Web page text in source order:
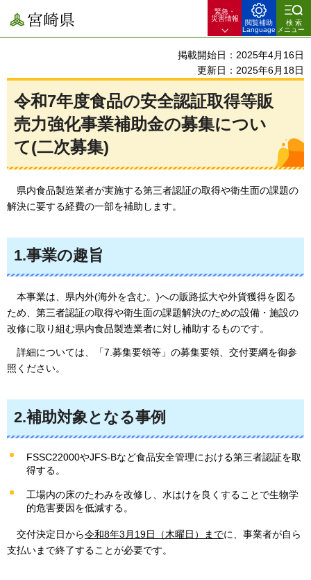
宮崎県
緊急・
災害情報
閲覧補助
Language
検索
メニュー
掲載開始日：2025年4月16日
更新日：2025年6月18日
令和7年度食品の安全認証取得等販
売力強化事業補助金の募集につい
て(二次募集)
県内食品製造業者が実施する第三者認証の取得や衛生面の課題の
解決に要する経費の一部を補助します。
1.事業の趣旨
本事業は、県内外(海外を含む。)への販路拡大や外貨獲得を図る
ため、第三者認証の取得や衛生面の課題解決のための設備・施設の
改修に取り組む県内食品製造業者に対し補助するものです。
詳細については、「7.募集要領等」の募集要領、交付要綱を御参
照ください。
2.補助対象となる事例
FSSC22000やJFS-Bなど食品安全管理における第三者認証を取
得する。
工場内の床のたわみを改修し、水はけを良くすることで生物学
的危害要因を低減する。
交付決定日から令和8年3月19日（木曜日）までに、事業者が自ら
支払いまで終了することが必要です。